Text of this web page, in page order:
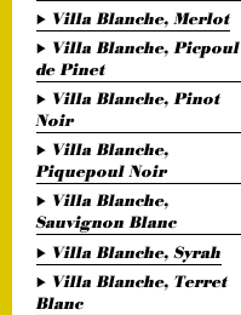
Villa Blanche, Merlot
Villa Blanche, Picpoul
de Pinet
Villa Blanche, Pinot
Noir
Villa Blanche,
Piquepoul Noir
Villa Blanche,
Sauvignon Blanc
Villa Blanche, Syrah
Villa Blanche, Terret
Blanc